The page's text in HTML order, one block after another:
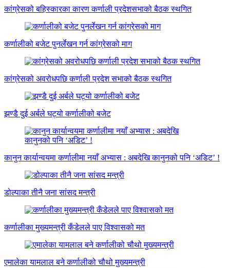
कांग्रेसको बहिस्कारका कारण कर्णाली प्रदेशसभाको बैठक स्थगित
कर्णालीको बजेट पुनर्लेखन गर्न कांग्रेसको माग
कांग्रेसको अवरोधपछि कर्णाली प्रदेश सभाको बैठक स्थगित
झण्डै दुई अर्बले घट्यो कर्णालीको बजेट
कानुन कार्यान्वयमा कर्णालीमा नयाँ अभ्यास : अबदेखि कानुनको पनि ‘अडिट’ !
डोल्पाका तीनै जना सांसद मन्त्री
कर्णालीका मुख्यमन्त्री कँडेलले पाए विश्वासको मत
एमालेका यामलाल बने कर्णालीको चौथो मुख्यमन्त्री